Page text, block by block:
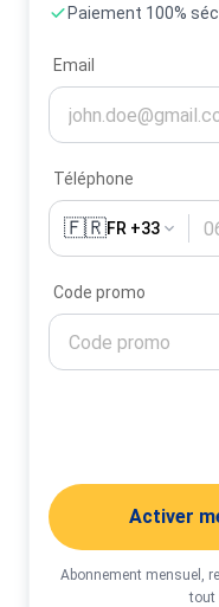
Paiement 100%
Email
Téléphone
🇫🇷FR +33
Code promo
Activer
Abonnement mensuel,
tout